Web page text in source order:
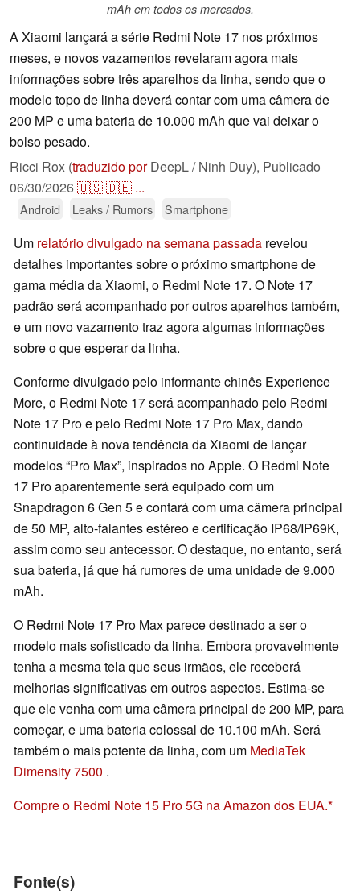
mAh em todos os mercados.
A Xiaomi lançará a série Redmi Note 17 nos próximos
meses, e novos vazamentos revelaram agora mais
informações sobre três aparelhos da linha, sendo que o
modelo topo de linha deverá contar com uma câmera de
200 MP e uma bateria de 10.000 mAh que vai deixar o
bolso pesado.
Ricci Rox (traduzido porDeepL / Ninh Duy), Publicado
06/30/2026🇺🇸🇩🇪 ...
Android Leaks / Rumors Smartphone
Um relatório divulgado na semana passada revelou
detalhes importantes sobre o próximo smartphone de
gama média da Xiaomi, o Redmi Note 17. O Note 17
padrão será acompanhado por outros aparelhos também,
e um novo vazamento traz agora algumas informações
sobre o que esperar da linha.
Conforme divulgado pelo informante chinês Experience
More, o Redmi Note 17 será acompanhado pelo Redmi
Note 17 Pro e pelo Redmi Note 17 Pro Max, dando
continuidade à nova tendência da Xiaomi de lançar
modelos “Pro Max”, inspirados no Apple. O Redmi Note
17 Pro aparentemente será equipado com um
Snapdragon 6 Gen 5 e contará com uma câmera principal
de 50 MP, alto-falantes estéreo e certificação IP68/IP69K,
assim como seu antecessor. O destaque, no entanto, será
sua bateria, já que há rumores de uma unidade de 9.000
mAh.
O Redmi Note 17 Pro Max parece destinado a ser o
modelo mais sofisticado da linha. Embora provavelmente
tenha a mesma tela que seus irmãos, ele receberá
melhorias significativas em outros aspectos. Estima-se
que ele venha com uma câmera principal de 200 MP, para
começar, e uma bateria colossal de 10.100 mAh. Será
também o mais potente da linha, com um MediaTek
Dimensity 7500 .
Compre o Redmi Note 15 Pro 5G na Amazon dos EUA.
Fonte(s)